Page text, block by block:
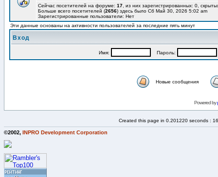
Сейчас посетителей на форуме: 17 , из них зарегистрированных: 0,
Больше всего посетителей (2656) здесь было Сб Май 30, 2026 5:02 am
Зарегистрированные пользователи: Нет
Эти данные основаны на активности пользователей за последние пять минут
Вход
Имя: Пароль:
Новые сообщения
Powered by
Created this page in 0.201220 seconds :
©2002, INPRO Development Corporation